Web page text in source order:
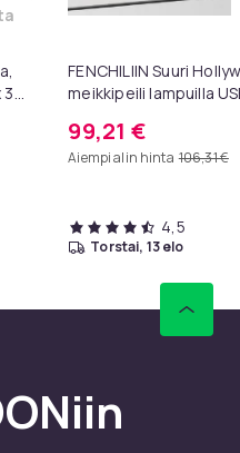
Tribesigns Konsolipöytä,
FENCHILIIN Suuri
meikkipeili lampuilla
99,21 €
Aiempi alin hinta 106,31 €
4,5
torstai, 13 elo